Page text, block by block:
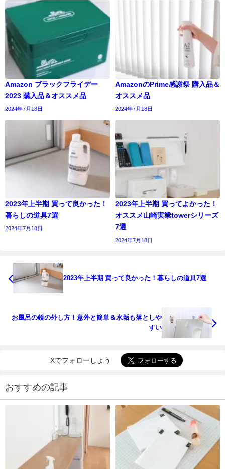
Amazon ブラックフライデー
2023 購入品＆オススメ品
2024年7月18日
AmazonのPrime感謝祭 購入品＆
オススメ品
2024年7月18日
2023年上半期 買って良かった！
暮らしの道具7選
2024年7月18日
2023年上半期 買ってよかった！
オススメ山崎実業towerシリーズ
7選
2024年7月18日
2023年上半期 買って良かった！暮らしの道具7選
お風呂の鏡の外し方！意外と簡単＆水垢も落としや
すい
Xでフォローしよう
おすすめの記事